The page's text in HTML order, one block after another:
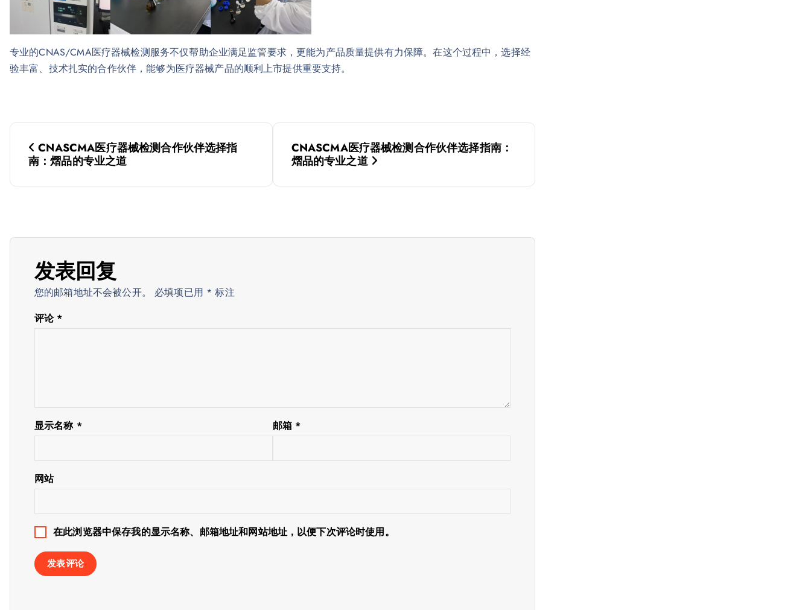
专业的CNAS/CMA医疗器械检测服务不仅帮助企业满足监管要求，更能为产品质量提供有力保障。在这个过程中，选择经
验丰富、技术扎实的合作伙伴，能够为医疗器械产品的顺利上市提供重要支持。
文
章
航
CNASCMA医疗器械检测合作伙伴选择指
南：熠品的专业之道
CNASCMA医疗器械检测合作伙伴选择指南：
熠品的专业之道
发表回复
您的邮箱地址不会被公开。 必填项已用 * 标注
评论 *
显示名称 * 邮箱 *
网站
在此浏览器中保存我的显示名称、邮箱地址和网站地址，以便下次评论时使用。